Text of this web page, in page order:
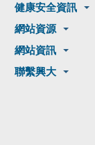
健康安全資訊
網站資源
網站資訊
聯繫興大